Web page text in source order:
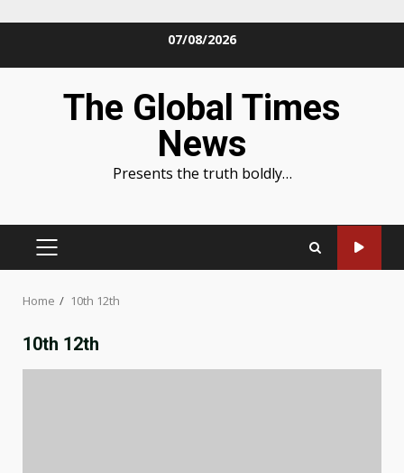
07/08/2026
The Global Times
News
Presents the truth boldly…
PRIMARY
Home 10th 12th
10th 12th